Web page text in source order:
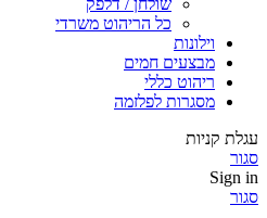
שולחן / דלפק
כל הריהוט משרדי
וילונות
מבצעים חמים
ריהוט כללי
מסגרות לפלזמה
עגלת קניות
סגור
Sign in
סגור